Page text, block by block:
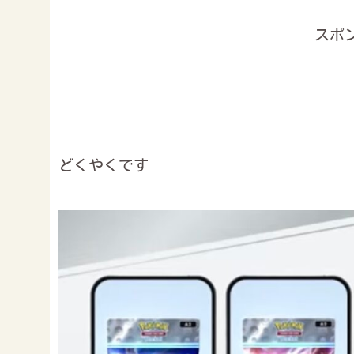
スポ
どくやくです